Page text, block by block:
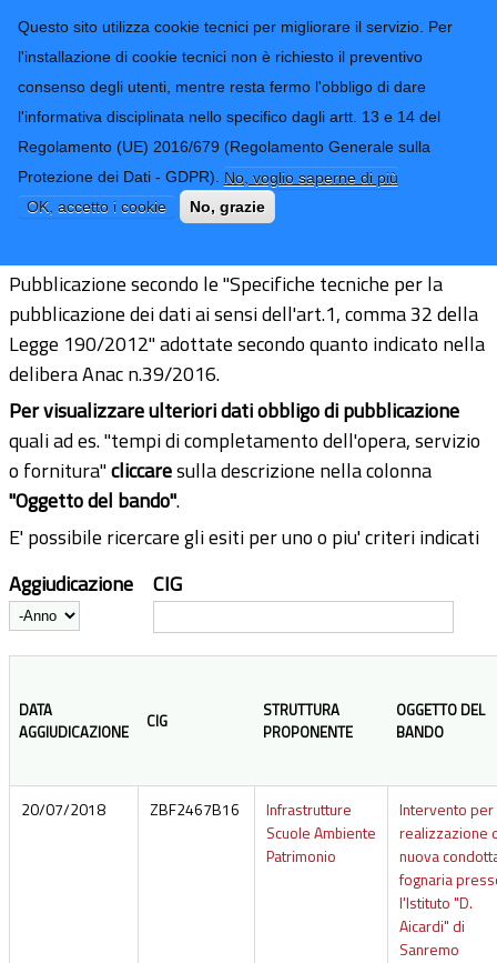
Questo sito utilizza cookie tecnici per migliorare il servizio. Per
l'installazione di cookie tecnici non è richiesto il preventivo
consenso degli utenti, mentre resta fermo l'obbligo di dare
l'informativa disciplinata nello specifico dagli artt. 13 e 14 del
Regolamento (UE) 2016/679 (Regolamento Generale sulla
Protezione dei Dati - GDPR). No, voglio saperne di più
OK, accetto i cookie
No, grazie
Provincia di
Imperia
CONTATTI-URP
TRASPARENZA
Form di ricerca
Informazioni sulle singole procedure
in formato tabellare
Pubblicazione secondo le "Specifiche tecniche per la
pubblicazione dei dati ai sensi dell'art.1, comma 32 della
Legge 190/2012" adottate secondo quanto indicato nella
delibera Anac n.39/2016.
Per visualizzare ulteriori dati obbligo di pubblicazione
quali ad es. "tempi di completamento dell'opera, servizio
o fornitura"cliccaresulla descrizione nella colonna
"Oggetto del bando".
E' possibile ricercare gli esiti per uno o piu' criteri indicati
Aggiudicazione
Anno
CIG
DATA
AGGIUDICAZIONE
CIG
STRUTTURA
PROPONENTE
OGGETTO DEL
BANDO
20/07/2018 ZBF2467B16
Infrastrutture
Scuole Ambiente
Patrimonio
Intervento per
realizzazione
nuova
fognaria
l'Istituto "D.
Aicardi" di
Sanremo